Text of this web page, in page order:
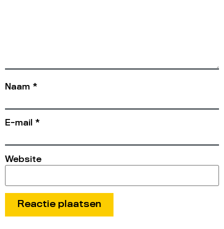
Naam *
E-mail *
Website